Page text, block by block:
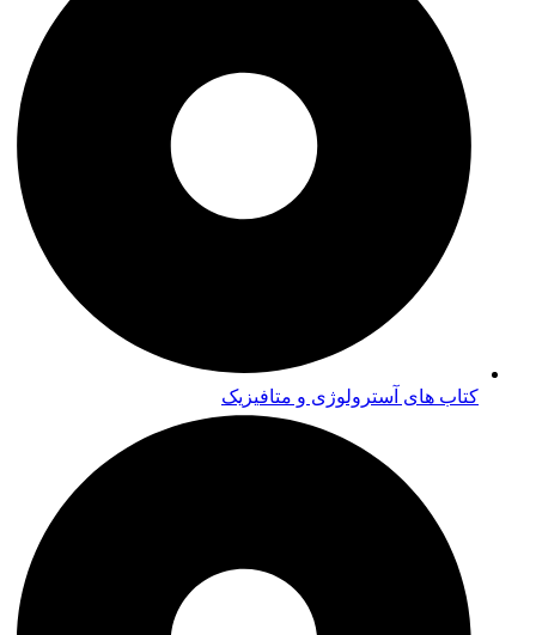
کتاب های آسترولوژی و متافیزیک